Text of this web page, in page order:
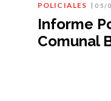
POLICIALES 05/
Informe
Comunal